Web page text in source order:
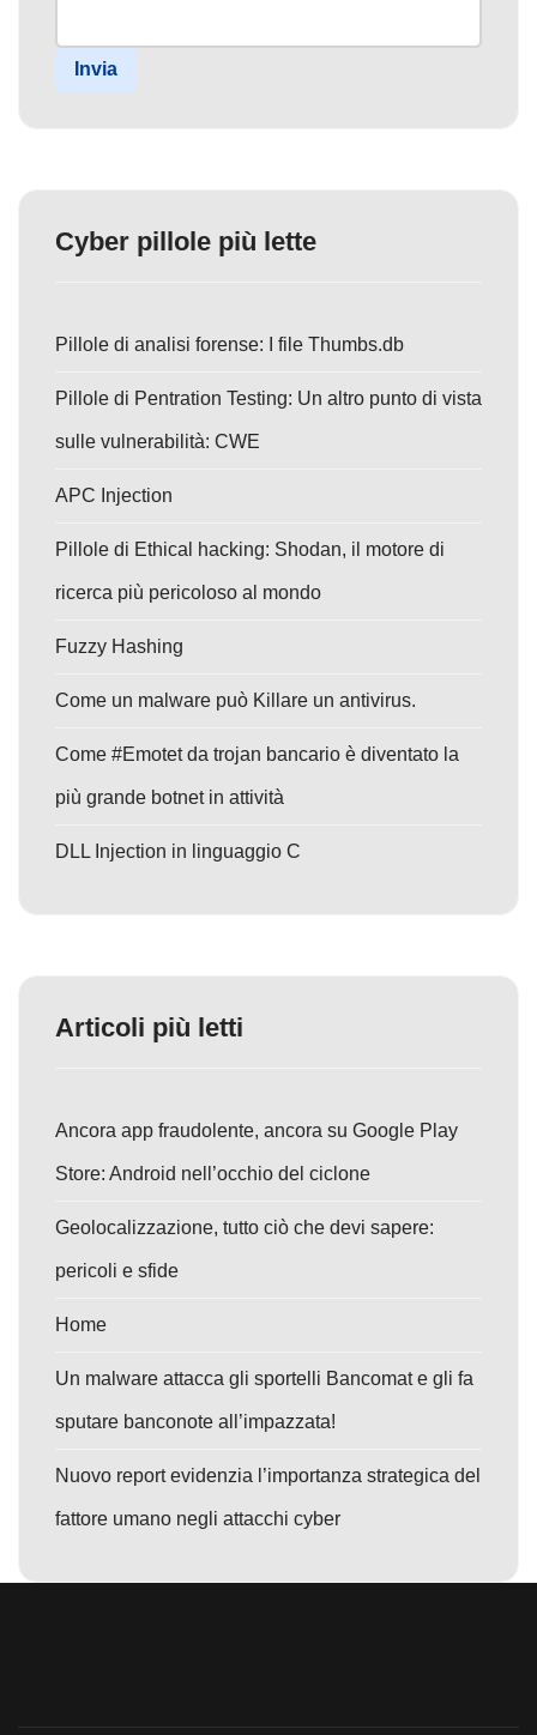
Invia
Cyber pillole più lette
Pillole di analisi forense: I file Thumbs.db
Pillole di Pentration Testing: Un altro punto di vista
sulle vulnerabilità: CWE
APC Injection
Pillole di Ethical hacking: Shodan, il motore di
ricerca più pericoloso al mondo
Fuzzy Hashing
Come un malware può Killare un antivirus.
Come #Emotet da trojan bancario è diventato la
più grande botnet in attività
DLL Injection in linguaggio C
Articoli più letti
Ancora app fraudolente, ancora su Google Play
Store: Android nell’occhio del ciclone
Geolocalizzazione, tutto ciò che devi sapere:
pericoli e sfide
Home
Un malware attacca gli sportelli Bancomat e gli fa
sputare banconote all’impazzata!
Nuovo report evidenzia l’importanza strategica del
fattore umano negli attacchi cyber